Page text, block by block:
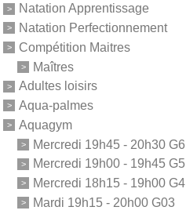
Natation Apprentissage
Natation Perfectionnement
Compétition Maitres
Maîtres
Adultes loisirs
Aqua-palmes
Aquagym
Mercredi 19h45 - 20h30 G6
Mercredi 19h00 - 19h45 G5
Mercredi 18h15 - 19h00 G4
Mardi 19h15 - 20h00 G03